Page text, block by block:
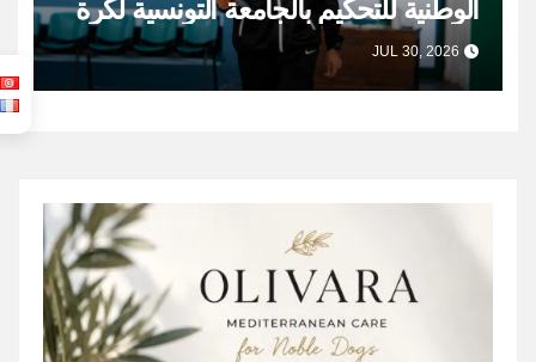
الوطنية للتحكيم بالجامعة التونسية لكرة
السلة
JUL 30, 2026